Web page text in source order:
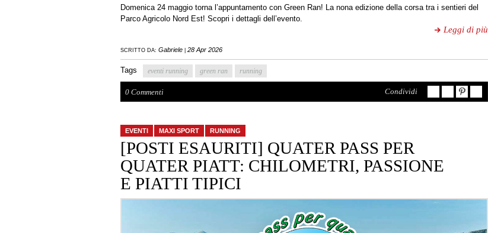
Domenica 24 maggio torna l’appuntamento con Green Ran! La nona edizione della corsa tra i sentieri del
Parco Agricolo Nord Est! Scopri i dettagli dell’evento.
Leggi di più
SCRITTO DA: Gabriele 28 Apr 2026
Tags eventi running green ran running
0 Commenti Condividi
EVENTI MAXI SPORT RUNNING
[POSTI ESAURITI] QUATER PASS PER
QUATER PIATT: CHILOMETRI, PASSIONE
E PIATTI TIPICI